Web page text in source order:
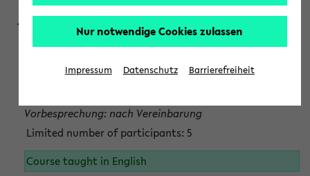
Projektmodul "Bakterielle Biotechnologie"
Persönliche Anmeldung beim Veranstalter ist unbedingt
Vorbesprechung: nach Vereinbarung
Limited number of participants: 5
Course taught in English
Nur notwendige Cookies zulassen
Impressum Datenschutz Barrierefreiheit